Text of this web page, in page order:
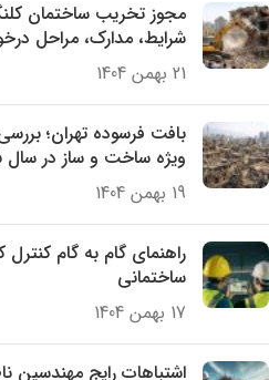
مجوز تخریب ساختمان
شرایط، مدارک، مراحل
21 بهمن 1404
بافت فرسوده تهران؛
ویژه ساخت و ساز در سال ۱۴۰۵
19 بهمن 1404
راهنمای گام به گام
ساختمانی
17 بهمن 1404
اشتباهات رایج مهندسین